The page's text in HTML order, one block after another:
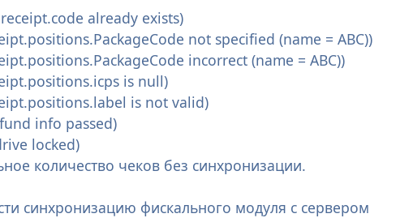
already exists)
not specified (name = ABC))
incorrect (name = ABC))
is null)
is not valid)
info passed)
locked)
количество чеков без синхронизации.
синхронизацию фискального модуля с сервером